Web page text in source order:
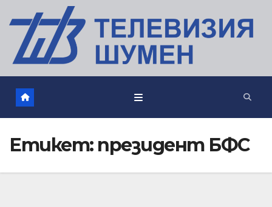
Етикет: президент БФС